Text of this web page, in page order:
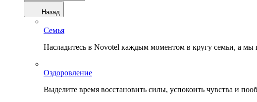
Назад
Семья
Насладитесь в Novotel каждым моментом в кругу семьи, а
Оздоровление
Выделите время восстановить силы, успокоить чувства и